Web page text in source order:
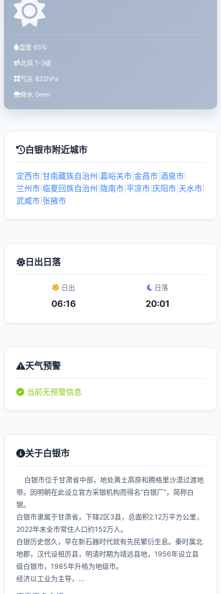
湿度 65%
北风 1-3级
气压 822hPa
降水 0mm
白银市附近城市
定西市 甘南藏族自治州 嘉峪关市 金昌市 酒泉市
兰州市 临夏回族自治州 陇南市 平凉市 庆阳市 天水市
武威市 张掖市
日出日落
日出
06:16
日落
20:01
天气预警
当前无预警信息
关于白银市
白银市位于甘肃省中部，地处黄土高原和腾格里沙漠过渡地
带。因明朝在此设立官方采银机构而得名“白银厂”，简称白
银。
白银市隶属于甘肃省，下辖2区3县，总面积2.12万平方公里，
2022年末全市常住人口约152万人。
白银历史悠久，早在新石器时代就有先民繁衍生息。秦时属北
地郡，汉代设祖厉县，明清时期为靖远县地，1956年设立县
级白银市，1985年升格为地级市。
经济以工业为主导，...